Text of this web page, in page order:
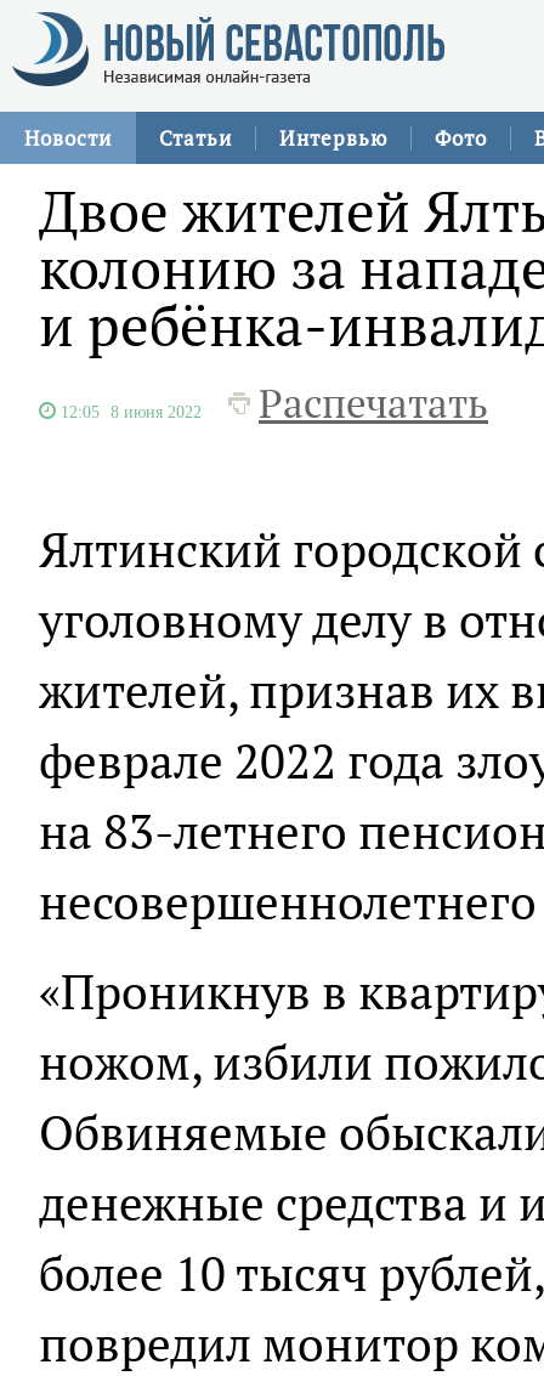
Новости Статьи Интервью Фото
Двое жителей
колонию за
и ребёнка-
12:05 8 июня 2022 Распечатать
Ялтинский городской
уголовному делу в
жителей, признав их
феврале 2022 года
на 83-летнего
«Проникнув в
ножом, избили
Обвиняемые
денежные средства и
более 10 тысяч
повредил монитор